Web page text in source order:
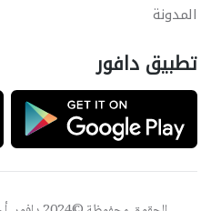
المدونة
تطبيق دافور